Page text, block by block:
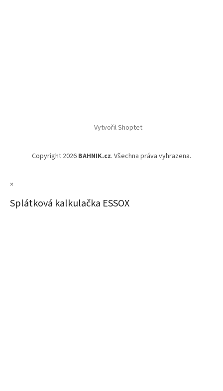
Vytvořil Shoptet
Copyright 2026 BAHNIK.cz. Všechna práva vyhrazena.
×
Splátková kalkulačka ESSOX